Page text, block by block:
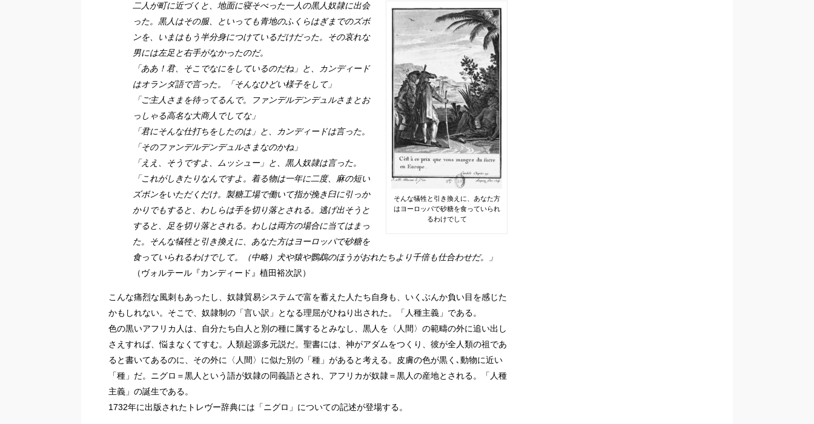
そんな犠牲と引き換えに、あなた方
はヨーロッパで砂糖を食っていられ
るわけでして
二人が町に近づくと、地面に寝そべった一人の黒人奴隷に出会
った。黒人はその服、といっても青地のふくらはぎまでのズボ
ンを、いまはもう半分身につけているだけだった。その哀れな
男には左足と右手がなかったのだ。
「ああ！君、そこでなにをしているのだね」と、カンディード
はオランダ語で言った。「そんなひどい様子をして」
「ご主人さまを待ってるんで。ファンデルデンデュルさまとお
っしゃる高名な大商人でしてな」
「君にそんな仕打ちをしたのは」と、カンディードは言った。
「そのファンデルデンデュルさまなのかね」
「ええ、そうですよ、ムッシュー」と、黒人奴隷は言った。
「これがしきたりなんですよ。着る物は一年に二度、麻の短い
ズボンをいただくだけ。製糖工場で働いて指が挽き臼に引っか
かりでもすると、わしらは手を切り落とされる。逃げ出そうと
すると、足を切り落とされる。わしは両方の場合に当てはまっ
た。そんな犠牲と引き換えに、あなた方はヨーロッパで砂糖を
食っていられるわけでして。（中略）犬や猿や鸚鵡のほうがおれたちより千倍も仕合わせだ。」
（ヴォルテール『カンディード』植田裕次訳）
こんな痛烈な風刺もあったし、奴隷貿易システムで富を蓄えた人たち自身も、いくぶんか負い目を感じた
かもしれない。そこで、奴隷制の「言い訳」となる理屈がひねり出された。「人種主義」である。
色の黒いアフリカ人は、自分たち白人と別の種に属するとみなし、黒人を〈人間〉の範疇の外に追い出し
さえすれば、悩まなくてすむ。人類起源多元説だ。聖書には、神がアダムをつくり、彼が全人類の祖であ
ると書いてあるのに、その外に〈人間〉に似た別の「種」があると考える。皮膚の色が黒く､動物に近い
「種」だ。ニグロ＝黒人という語が奴隷の同義語とされ、アフリカが奴隷＝黒人の産地とされる。「人種
主義」の誕生である。
1732年に出版されたトレヴー辞典には「ニグロ」についての記述が登場する。